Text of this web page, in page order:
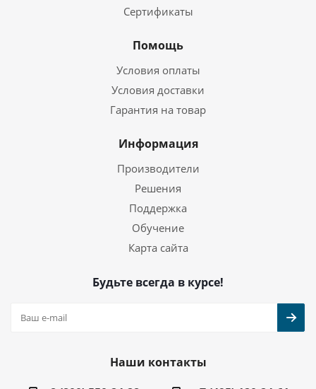
Сертификаты
Помощь
Условия оплаты
Условия доставки
Гарантия на товар
Информация
Производители
Решения
Поддержка
Обучение
Карта сайта
Будьте всегда в курсе!
Наши контакты